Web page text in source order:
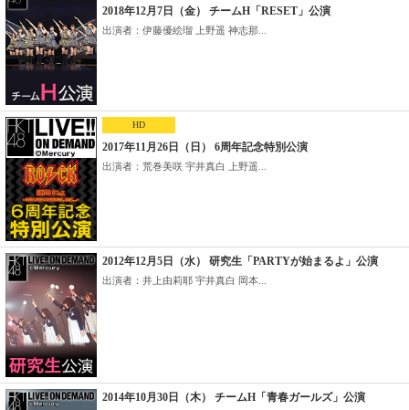
2018年12月7日（金） チームH「RESET」公演
出演者：伊藤優絵瑠 上野遥 神志那...
HD
2017年11月26日（日） 6周年記念特別公演
出演者：荒巻美咲 宇井真白 上野遥...
2012年12月5日（水） 研究生「PARTYが始まるよ」公演
出演者：井上由莉耶 宇井真白 岡本...
2014年10月30日（木） チームH「青春ガールズ」公演